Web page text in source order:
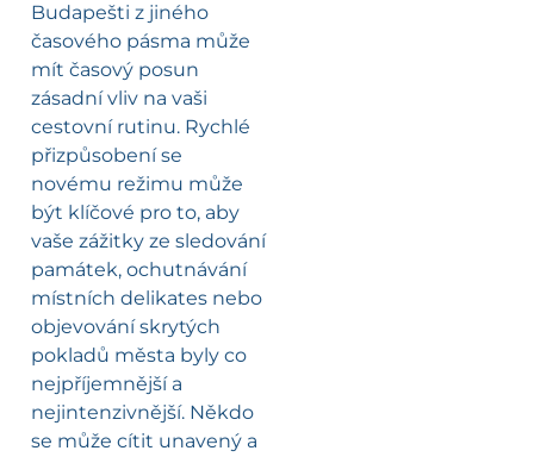
Budapešti z jiného
časového pásma může
mít časový posun
zásadní vliv na vaši
cestovní rutinu. Rychlé
přizpůsobení se
novému režimu může
být klíčové pro to, aby
vaše zážitky ze sledování
památek, ochutnávání
místních delikates nebo
objevování skrytých
pokladů města byly co
nejpříjemnější a
nejintenzivnější. Někdo
se může cítit unavený a